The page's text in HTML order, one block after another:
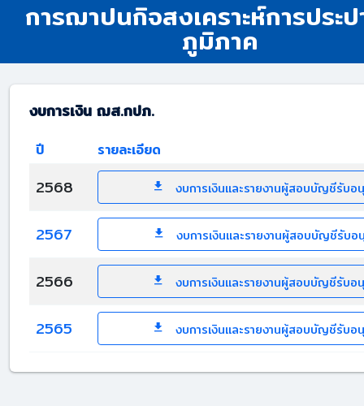
การฌาปนกิจสงเคราะห์การประ
ภูมิภาค
งบการเงิน ฌส.กปภ.
ปี รายละเอียด
2568 งบการเงินและรายงานผู้สอบบัญชีรับ
2567 งบการเงินและรายงานผู้สอบบัญชีรับ
2566 งบการเงินและรายงานผู้สอบบัญชีรับ
2565 งบการเงินและรายงานผู้สอบบัญชีรับ